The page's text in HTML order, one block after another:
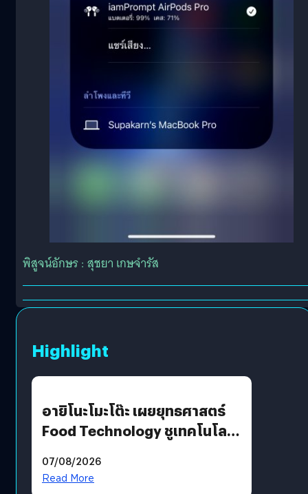
พิสูจน์อักษร : สุชยา เกษจำรัส
Highlight
อายิโนะโมะโต๊ะ เผยยุทธศาสตร์
Food Technology ชูเทคโนโลยี
บริโภคและ B2B
07/08/2026
Read More